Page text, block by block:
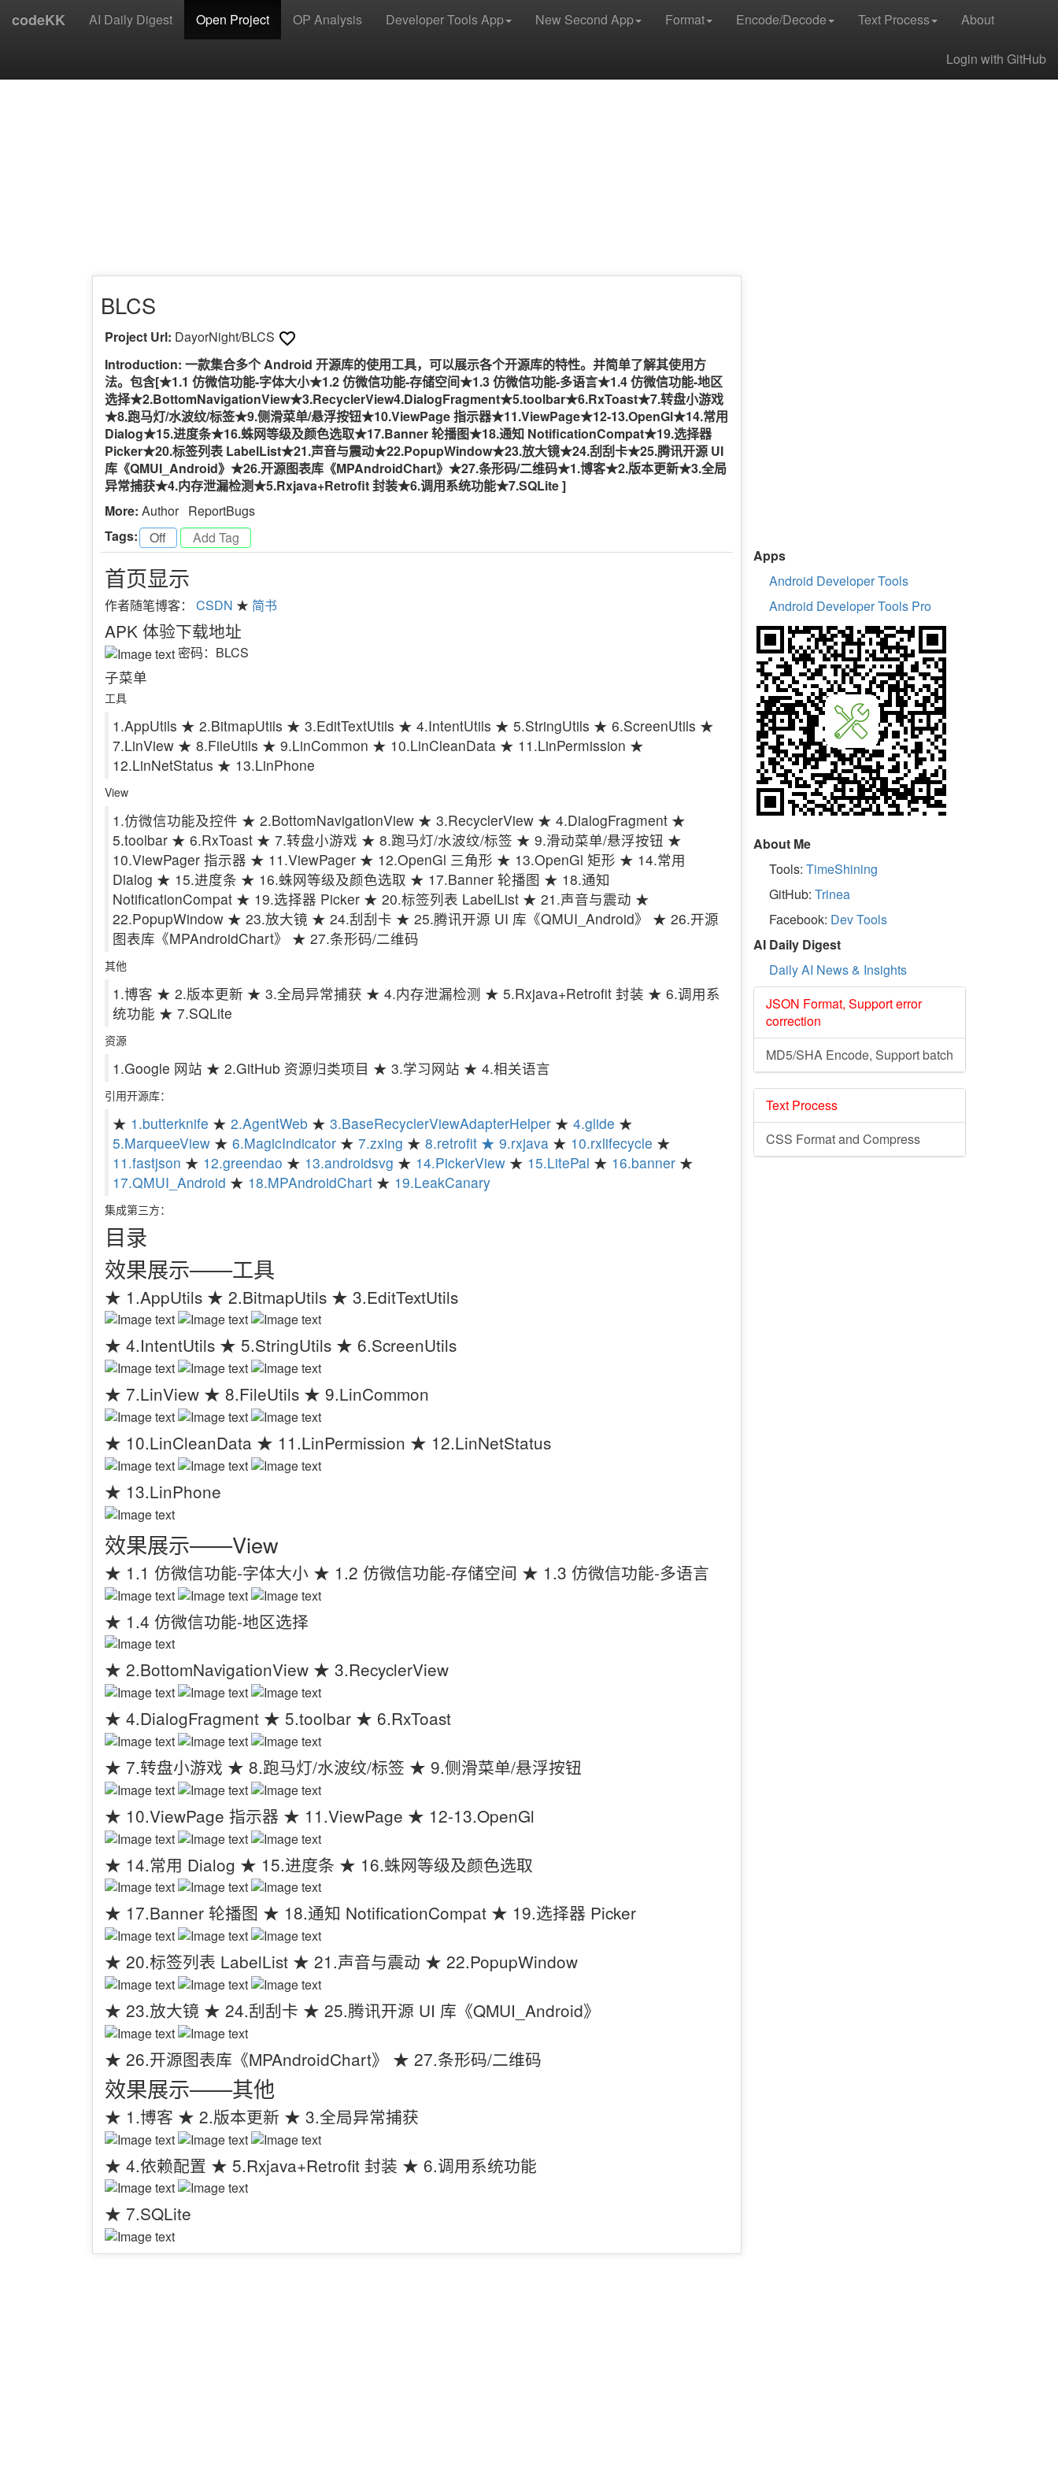
codeKK AI Daily Digest Open Project OP Analysis Developer Tools App New Second App Format Encode/Decode Text Process About
Login with GitHub
BLCS
Project Url: DayorNight/BLCS
Introduction: 一款集合多个 Android 开源库的使用工具，可以展示各个开源库的特性。并简单了解其使用方
法。包含[★1.1 仿微信功能-字体大小★1.2 仿微信功能-存储空间★1.3 仿微信功能-多语言★1.4 仿微信功能-地区
选择★2.BottomNavigationView★3.RecyclerView4.DialogFragment★5.toolbar★6.RxToast★7.转盘小游戏
★8.跑马灯/水波纹/标签★9.侧滑菜单/悬浮按钮★10.ViewPage 指示器★11.ViewPage★12-13.OpenGl★14.常用
Dialog★15.进度条★16.蛛网等级及颜色选取★17.Banner 轮播图★18.通知 NotificationCompat★19.选择器
Picker★20.标签列表 LabelList★21.声音与震动★22.PopupWindow★23.放大镜★24.刮刮卡★25.腾讯开源 UI
库《QMUI_Android》★26.开源图表库《MPAndroidChart》★27.条形码/二维码★1.博客★2.版本更新★3.全局
异常捕获★4.内存泄漏检测★5.Rxjava+Retrofit 封装★6.调用系统功能★7.SQLite ]
More: Author ReportBugs
Tags:
Off
首页显示
作者随笔博客： CSDN ★ 简书
APK 体验下载地址
密码：BLCS
子菜单
工具
1.AppUtils ★ 2.BitmapUtils ★ 3.EditTextUtils ★ 4.IntentUtils ★ 5.StringUtils ★ 6.ScreenUtils ★
7.LinView ★ 8.FileUtils ★ 9.LinCommon ★ 10.LinCleanData ★ 11.LinPermission ★
12.LinNetStatus ★ 13.LinPhone
View
1.仿微信功能及控件 ★ 2.BottomNavigationView ★ 3.RecyclerView ★ 4.DialogFragment ★
5.toolbar ★ 6.RxToast ★ 7.转盘小游戏 ★ 8.跑马灯/水波纹/标签 ★ 9.滑动菜单/悬浮按钮 ★
10.ViewPager 指示器 ★ 11.ViewPager ★ 12.OpenGl 三角形 ★ 13.OpenGl 矩形 ★ 14.常用
Dialog ★ 15.进度条 ★ 16.蛛网等级及颜色选取 ★ 17.Banner 轮播图 ★ 18.通知
NotificationCompat ★ 19.选择器 Picker ★ 20.标签列表 LabelList ★ 21.声音与震动 ★
22.PopupWindow ★ 23.放大镜 ★ 24.刮刮卡 ★ 25.腾讯开源 UI 库《QMUI_Android》 ★ 26.开源
图表库《MPAndroidChart》 ★ 27.条形码/二维码
其他
1.博客 ★ 2.版本更新 ★ 3.全局异常捕获 ★ 4.内存泄漏检测 ★ 5.Rxjava+Retrofit 封装 ★ 6.调用系
统功能 ★ 7.SQLite
资源
1.Google 网站 ★ 2.GitHub 资源归类项目 ★ 3.学习网站 ★ 4.相关语言
引用开源库：
★ 1.butterknife ★ 2.AgentWeb ★ 3.BaseRecyclerViewAdapterHelper ★ 4.glide ★
5.MarqueeView ★ 6.MagicIndicator ★ 7.zxing ★ 8.retrofit ★ 9.rxjava ★ 10.rxlifecycle ★
11.fastjson ★ 12.greendao ★ 13.androidsvg ★ 14.PickerView ★ 15.LitePal ★ 16.banner ★
17.QMUI_Android ★ 18.MPAndroidChart ★ 19.LeakCanary
集成第三方：
目录
效果展示——工具
★ 1.AppUtils ★ 2.BitmapUtils ★ 3.EditTextUtils
★ 4.IntentUtils ★ 5.StringUtils ★ 6.ScreenUtils
★ 7.LinView ★ 8.FileUtils ★ 9.LinCommon
★ 10.LinCleanData ★ 11.LinPermission ★ 12.LinNetStatus
★ 13.LinPhone
效果展示——View
★ 1.1 仿微信功能-字体大小 ★ 1.2 仿微信功能-存储空间 ★ 1.3 仿微信功能-多语言
★ 1.4 仿微信功能-地区选择
★ 2.BottomNavigationView ★ 3.RecyclerView
★ 4.DialogFragment ★ 5.toolbar ★ 6.RxToast
★ 7.转盘小游戏 ★ 8.跑马灯/水波纹/标签 ★ 9.侧滑菜单/悬浮按钮
★ 10.ViewPage 指示器 ★ 11.ViewPage ★ 12-13.OpenGl
★ 14.常用 Dialog ★ 15.进度条 ★ 16.蛛网等级及颜色选取
★ 17.Banner 轮播图 ★ 18.通知 NotificationCompat ★ 19.选择器 Picker
★ 20.标签列表 LabelList ★ 21.声音与震动 ★ 22.PopupWindow
★ 23.放大镜 ★ 24.刮刮卡 ★ 25.腾讯开源 UI 库《QMUI_Android》
★ 26.开源图表库《MPAndroidChart》 ★ 27.条形码/二维码
效果展示——其他
★ 1.博客 ★ 2.版本更新 ★ 3.全局异常捕获
★ 4.依赖配置 ★ 5.Rxjava+Retrofit 封装 ★ 6.调用系统功能
★ 7.SQLite
Apps
Android Developer Tools
Android Developer Tools Pro
About Me
Tools: TimeShining
GitHub: Trinea
Facebook: Dev Tools
AI Daily Digest
Daily AI News & Insights
JSON Format, Support error
correction
MD5/SHA Encode, Support batch
Text Process
CSS Format and Compress